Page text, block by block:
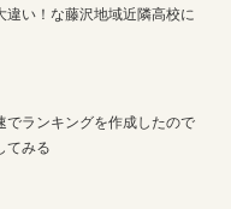
い！な藤沢地域近隣高校に
でランキングを作成したので
てみる